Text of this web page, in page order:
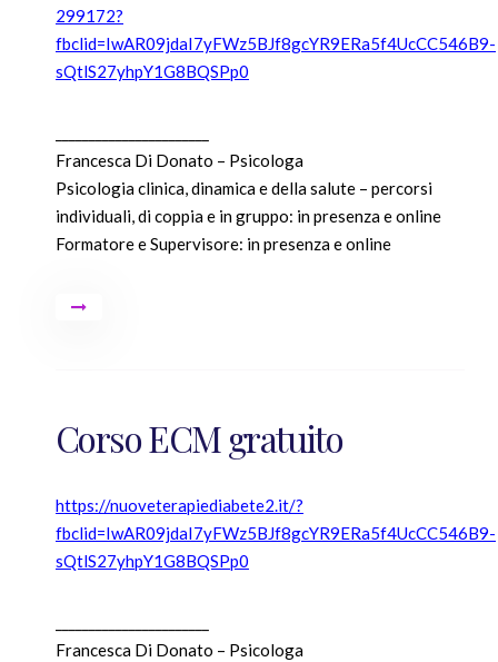
299172?
fbclid=IwAR09jdaI7yFWz5BJf8gcYR9ERa5f4UcCC546B9-
sQtlS27yhpY1G8BQSPp0
Francesca Di Donato – Psicologa
Psicologia clinica, dinamica e della salute – percorsi
individuali, di coppia e in gruppo: in presenza e online
Formatore e Supervisore: in presenza e online
Corso ECM gratuito
https://nuoveterapiediabete2.it/?
fbclid=IwAR09jdaI7yFWz5BJf8gcYR9ERa5f4UcCC546B9-
sQtlS27yhpY1G8BQSPp0
Francesca Di Donato – Psicologa